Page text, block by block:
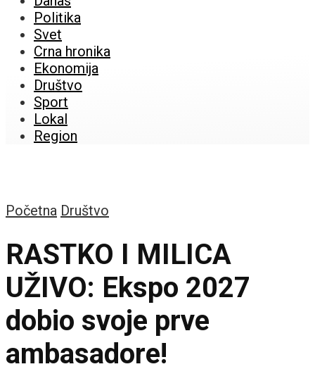
Politika
Svet
Crna hronika
Ekonomija
Društvo
Sport
Lokal
Region
Početna Društvo
RASTKO I MILICA
UŽIVO: Ekspo 2027
dobio svoje prve
ambasadore!